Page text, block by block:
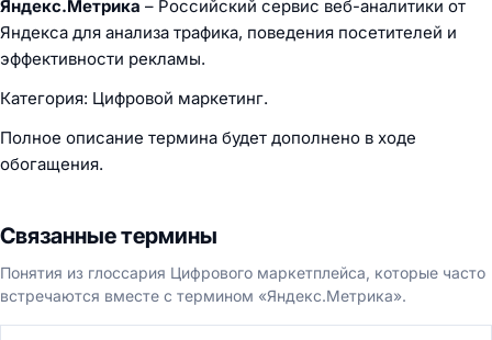
Яндекс.Метрика – Российский сервис веб-аналитики от
Яндекса для анализа трафика, поведения посетителей и
эффективности рекламы.
Категория: Цифровой маркетинг.
Полное описание термина будет дополнено в ходе
обогащения.
Связанные термины
Понятия из глоссария Цифрового маркетплейса, которые часто
встречаются вместе с термином «Яндекс.Метрика».